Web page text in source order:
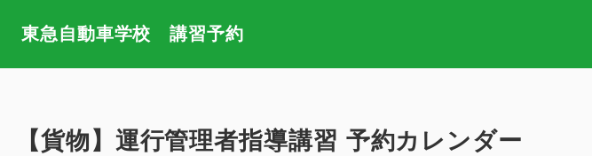
東急自動車学校 講習予約
【貨物】運行管理者指導講習 予約カレンダー